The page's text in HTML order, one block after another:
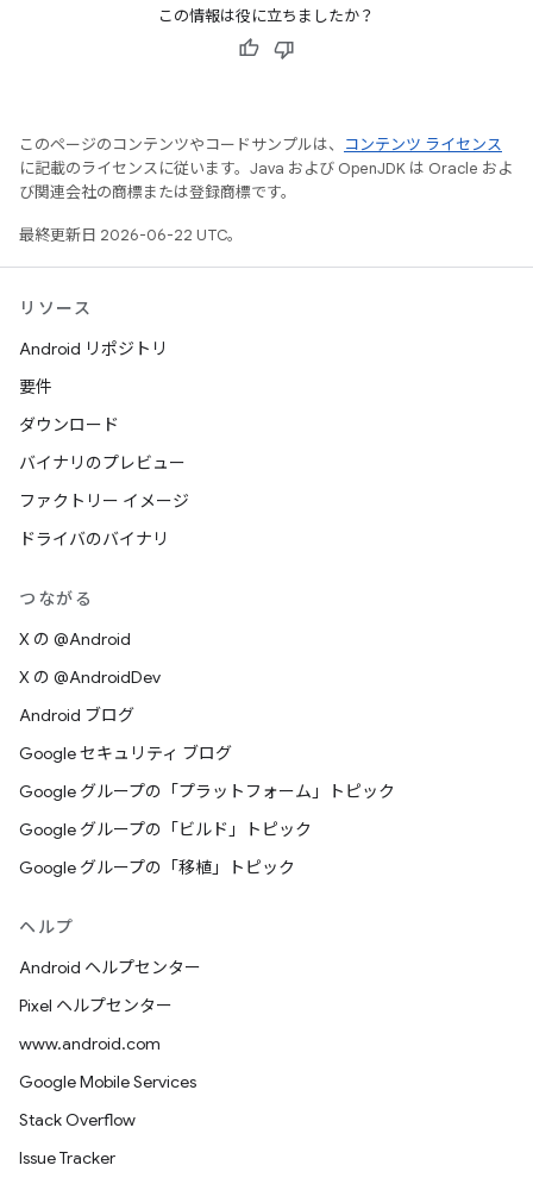
この情報は役に立ちましたか？
このページのコンテンツやコードサンプルは、
コンテンツ ライセンス
に記載のライセンスに従います。Java および OpenJDK は Oracle およ
び関連会社の商標または登録商標です。
最終更新日 2026-06-22 UTC。
リソース
Android リポジトリ
要件
ダウンロード
バイナリのプレビュー
ファクトリー イメージ
ドライバのバイナリ
つながる
X の @Android
X の @AndroidDev
Android ブログ
Google セキュリティ ブログ
Google グループの「プラットフォーム」トピック
Google グループの「ビルド」トピック
Google グループの「移植」トピック
ヘルプ
Android ヘルプセンター
Pixel ヘルプセンター
www.android.com
Google Mobile Services
Stack Overflow
Issue Tracker